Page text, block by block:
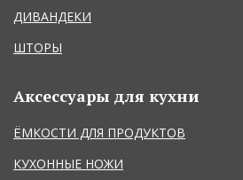
ДИВАНДЕКИ
ШТОРЫ
Аксессуары для кухни
ЁМКОСТИ ДЛЯ ПРОДУКТОВ
КУХОННЫЕ НОЖИ